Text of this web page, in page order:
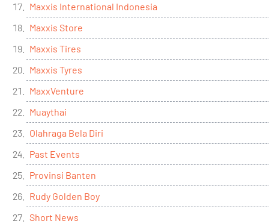
Maxxis International Indonesia
Maxxis Store
Maxxis Tires
Maxxis Tyres
MaxxVenture
Muaythai
Olahraga Bela Diri
Past Events
Provinsi Banten
Rudy Golden Boy
Short News